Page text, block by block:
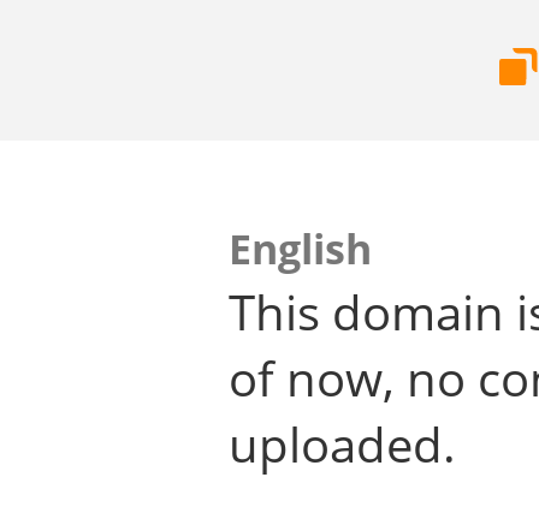
English
This domain
of now, no
uploaded.